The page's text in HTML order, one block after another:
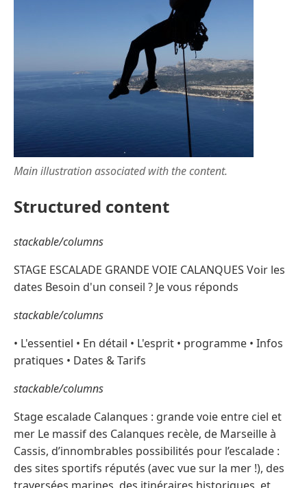
Main illustration associated with the content.
Structured content
stackable/columns
STAGE ESCALADE GRANDE VOIE CALANQUES Voir les
dates Besoin d'un conseil ? Je vous réponds
stackable/columns
• L'essentiel • En détail • L'esprit • programme • Infos
pratiques • Dates & Tarifs
stackable/columns
Stage escalade Calanques : grande voie entre ciel et
mer Le massif des Calanques recèle, de Marseille à
Cassis, d’innombrables possibilités pour l’escalade :
des sites sportifs réputés (avec vue sur la mer !), des